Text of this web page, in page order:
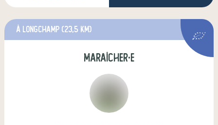
à Longchamp (23,5 km)
maraîcher·e